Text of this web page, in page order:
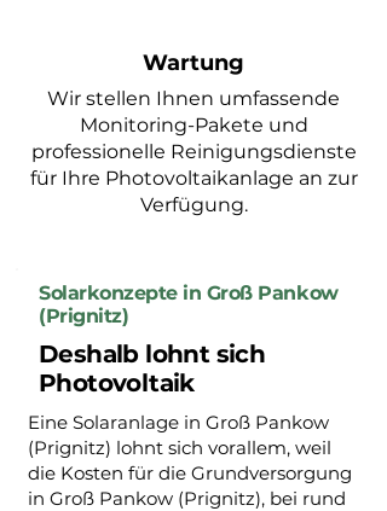
Wartung
Wir stellen Ihnen umfassende
Monitoring-Pakete und
professionelle Reinigungsdienste
für Ihre Photovoltaikanlage an zur
Verfügung.
Solarkonzepte in Groß Pankow
(Prignitz)
Deshalb lohnt sich
Photovoltaik
Eine Solaranlage in Groß Pankow
(Prignitz) lohnt sich vorallem, weil
die Kosten für die Grundversorgung
in Groß Pankow (Prignitz), bei rund